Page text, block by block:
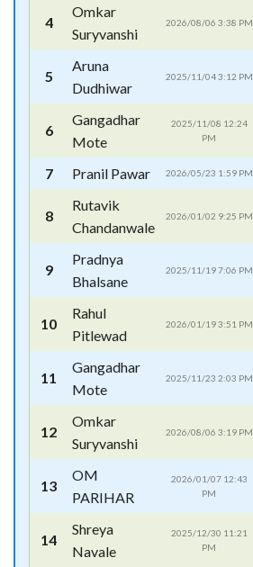
4
Omkar
Suryvanshi
2026/08/06 3:38 PM
5
Aruna
Dudhiwar
2025/11/04 3:12 PM
6
Gangadhar
Mote
2025/11/08 12:24
PM
7 Pranil Pawar 2026/05/23 1:59 PM
8
Rutavik
Chandanwale
2026/01/02 9:25 PM
9
Pradnya
Bhalsane
2025/11/19 7:06 PM
10
Rahul
Pitlewad
2026/01/19 3:51 PM
11
Gangadhar
Mote
2025/11/23 2:03 PM
12
Omkar
Suryvanshi
2026/08/06 3:19 PM
13
OM
PARIHAR
2026/01/07 12:43
PM
14
Shreya
Navale
2025/12/30 11:21
PM